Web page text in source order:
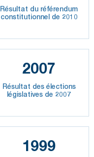
Résultat du référendum
constitutionnel de 2010
2007
Résultat des élections
législatives de 2007
1999